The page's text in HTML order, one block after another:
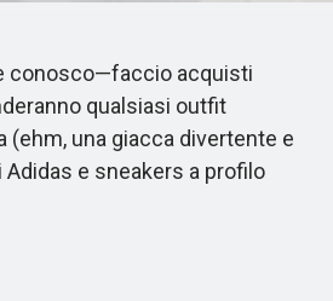
conosco—faccio acquisti
qualsiasi outfit
(ehm, una giacca divertente e
e sneakers a profilo